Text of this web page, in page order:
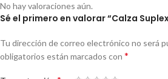
No hay valoraciones aún.
Sé el primero en valorar “Calza
Tu dirección de correo electrónico no será
obligatorios están marcados con *